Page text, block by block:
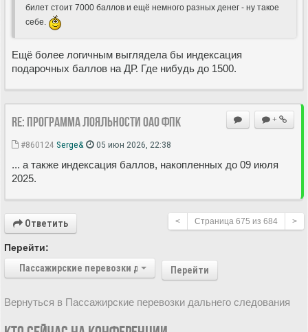
билет стоит 7000 баллов и ещё немного разных денег - ну такое
себе.
Ещё более логичным выглядела бы индексация
подарочных баллов на ДР. Где нибудь до 1500.
+
Re: Программа лояльности ОАО ФПК
#860124 Serge& 05 июн 2026, 22:38
... а также индексация баллов, накопленных до 09 июля
2025.
Ответить < Страница 675 из 684 >
Перейти:
Пассажирские перевозки дальнего следования
Перейти
Вернуться в Пассажирские перевозки дальнего следования